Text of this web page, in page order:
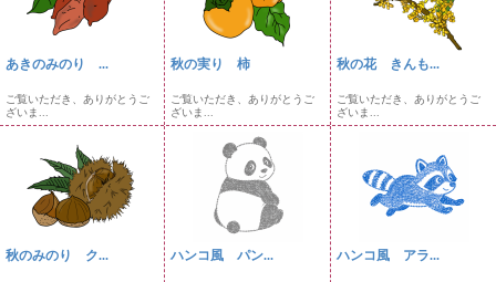
あきのみのり ...
ご覧いただき、ありがとうご
ざいま...
秋の実り 柿
ご覧いただき、ありがとうご
ざいま...
秋の花 きんも...
ご覧いただき、ありがとうご
ざいま...
秋のみのり ク... ハンコ風 パン... ハンコ風 アラ...